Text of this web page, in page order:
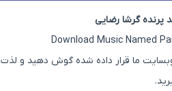
پرنده گرشا رضایی
Download Music Named
ما قرار داده شده گوش دهید و لذت